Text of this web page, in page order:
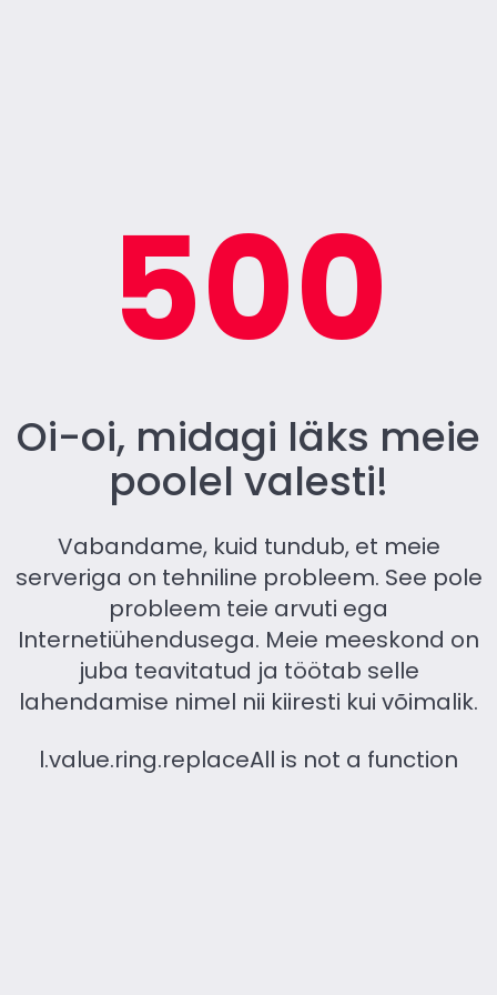
500
Oi-oi, midagi läks meie
poolel valesti!
Vabandame, kuid tundub, et meie
serveriga on tehniline probleem. See pole
probleem teie arvuti ega
Internetiühendusega. Meie meeskond on
juba teavitatud ja töötab selle
lahendamise nimel nii kiiresti kui võimalik.
l.value.ring.replaceAll is not a function